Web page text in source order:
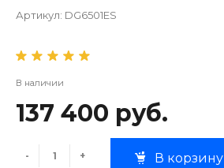
Артикул: DG6501ES
В наличии
137 400 руб.
- + В корзину